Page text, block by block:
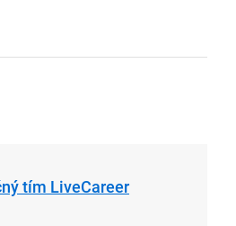
tím LiveCareer